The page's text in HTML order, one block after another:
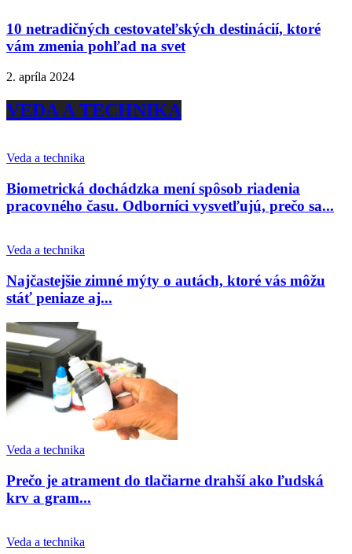
10 netradičných cestovateľských destinácií, ktoré
vám zmenia pohľad na svet
2. apríla 2024
VEDA A TECHNIKA
Veda a technika
Biometrická dochádzka mení spôsob riadenia
pracovného času. Odborníci vysvetľujú, prečo sa...
Veda a technika
Najčastejšie zimné mýty o autách, ktoré vás môžu
stáť peniaze aj...
Veda a technika
Prečo je atrament do tlačiarne drahší ako ľudská
krv a gram...
Veda a technika